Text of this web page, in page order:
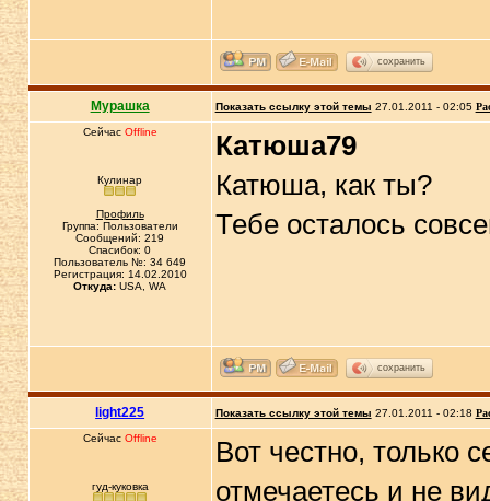
сохранить
Мурашка Показать ссылку этой темы 27.01.2011 - 02:05
Сейчас Offline
Кулинар
Профиль
Группа: Пользователи
Сообщений: 219
Спасибок: 0
Пользователь №: 34 649
Регистрация: 14.02.2010
Откуда: USA, WA
Катюша79
Катюша, как ты?
Тебе осталось
сохранить
light225 Показать ссылку этой темы 27.01.2011 - 02:18
Сейчас Offline
гуд-куковка
Вот честно, только
отмечаетесь и не